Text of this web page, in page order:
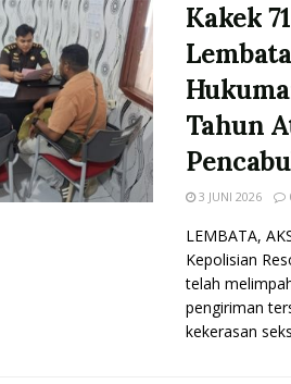
Kakek
Tahun
3 JUNI 2026
LEMBATA,
Kepolisian
telah
pengiriman
kekerasan